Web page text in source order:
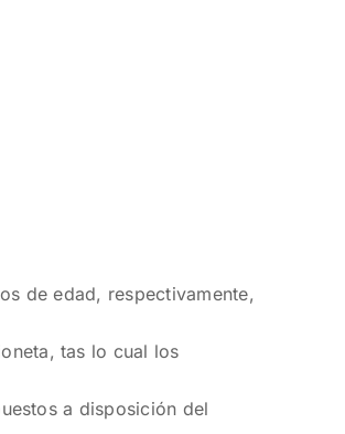
de edad, respectivamente,
tas lo cual los
a disposición del